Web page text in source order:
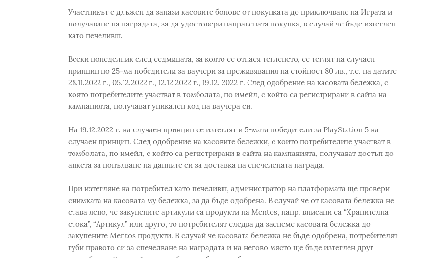
Участникът е длъжен да запази касовите бонове от покупката до приключване на Играта и
получаване на наградата, за да удостовери направената покупка, в случай че бъде изтеглен
като печеливш.
Всеки понеделник след седмицата, за която се отнася тегленето, се теглят на случаен
принцип по 25-ма победители за ваучери за преживявания на стойност 80 лв., т.е. на датите
28.11.2022 г., 05.12.2022 г., 12.12.2022 г., 19.12. 2022 г. След одобрение на касовата бележка, с
която потребителите участват в томболата, по имейл, с който са регистрирани в сайта на
кампанията, получават уникален код на ваучера си.
На 19.12.2022 г. на случаен принцип се изтеглят и 5-мата победители за PlayStation 5 на
случаен принцип. След одобрение на касовите бележки, с които потребителите участват в
томболата, по имейл, с който са регистрирани в сайта на кампанията, получават достъп до
анкета за попълване на данните си за доставка на спечелената награда.
При изтегляне на потребител като печеливш, администратор на платформата ще провери
снимката на касовата му бележка, за да бъде одобрена. В случай че от касовата бележка не
става ясно, че закупените артикули са продукти на Mentos, напр. вписани са “Хранителна
стока”, “Артикул” или друго, то потребителят следва да заснеме касовата бележка до
закупените Mentos продукти. В случай че касовата бележка не бъде одобрена, потребителят
губи правото си за спечелване на наградата и на негово място ще бъде изтеглен друг